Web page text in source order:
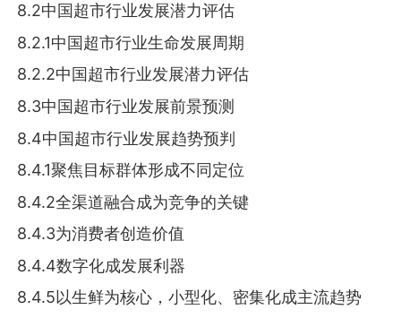
8.2中国超市行业发展潜力评估
8.2.1中国超市行业生命发展周期
8.2.2中国超市行业发展潜力评估
8.3中国超市行业发展前景预测
8.4中国超市行业发展趋势预判
8.4.1聚焦目标群体形成不同定位
8.4.2全渠道融合成为竞争的关键
8.4.3为消费者创造价值
8.4.4数字化成发展利器
8.4.5以生鲜为核心，小型化、密集化成主流趋势